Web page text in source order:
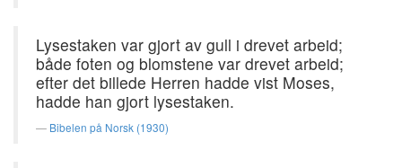
Lysestaken var gjort av gull i drevet arbeid;
både foten og blomstene var drevet arbeid;
efter det billede Herren hadde vist Moses,
hadde han gjort lysestaken.
Bibelen på Norsk (1930)